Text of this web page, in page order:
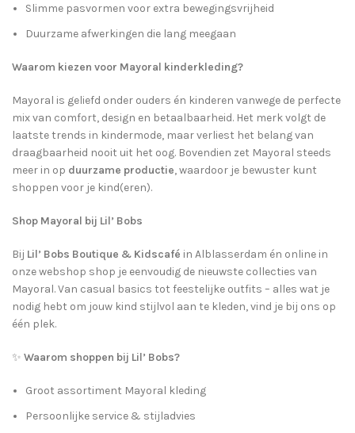
Slimme pasvormen voor extra bewegingsvrijheid
Duurzame afwerkingen die lang meegaan
Waarom kiezen voor Mayoral kinderkleding?
Mayoral is geliefd onder ouders én kinderen vanwege de perfecte
mix van comfort, design en betaalbaarheid. Het merk volgt de
laatste trends in kindermode, maar verliest het belang van
draagbaarheid nooit uit het oog. Bovendien zet Mayoral steeds
meer in op duurzame productie, waardoor je bewuster kunt
shoppen voor je kind(eren).
Shop Mayoral bij Lil’ Bobs
Bij Lil’ Bobs Boutique & Kidscafé in Alblasserdam én online in
onze webshop shop je eenvoudig de nieuwste collecties van
Mayoral. Van casual basics tot feestelijke outfits – alles wat je
nodig hebt om jouw kind stijlvol aan te kleden, vind je bij ons op
één plek.
✨ Waarom shoppen bij Lil’ Bobs?
Groot assortiment Mayoral kleding
Persoonlijke service & stijladvies